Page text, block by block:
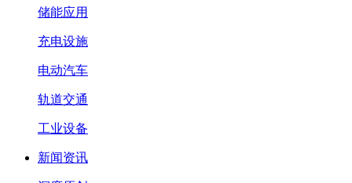
储能应用
充电设施
电动汽车
轨道交通
工业设备
新闻资讯